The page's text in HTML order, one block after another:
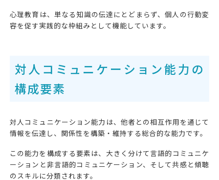
心理教育は、単なる知識の伝達にとどまらず、個人の行動変
容を促す実践的な枠組みとして機能しています。
対人コミュニケーション能力の
構成要素
対人コミュニケーション能力は、他者との相互作用を通じて
情報を伝達し、関係性を構築・維持する総合的な能力です。
この能力を構成する要素は、大きく分けて言語的コミュニケ
ーションと非言語的コミュニケーション、そして共感と傾聴
のスキルに分類されます。